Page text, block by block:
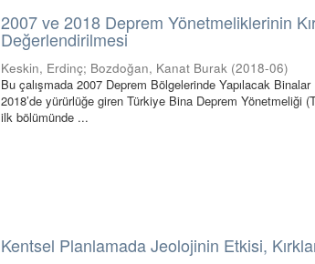
2007 ve 2018 Deprem Yönetmeliklerinin
Değerlendirilmesi
Keskin, Erdinç; Bozdoğan, Kanat Burak (2018-06)
Bu çalışmada 2007 Deprem Bölgelerinde Yapılacak
2018’de yürürlüğe giren Türkiye Bina Deprem Yönetmeliği
ilk bölümünde ...
Kentsel Planlamada Jeolojinin Etkisi,